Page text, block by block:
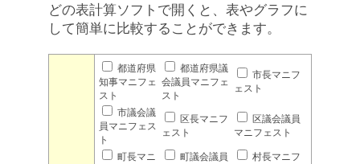
どの表計算ソフトで開くと、表やグラフに
して簡単に比較することができます。
都道府県
知事マニフェ
スト
都道府県議
会議員マニフェ
スト
市長マニフ
ェスト
市議会議
員マニフェス
ト
区長マニフ
ェスト
区議会議員
マニフェスト
町長マニ
町議会議員
村長マニフ